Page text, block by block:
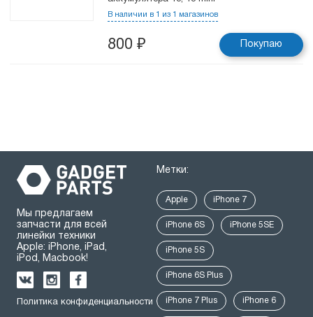
В наличии в 1 из 1 магазинов
800 ₽ Покупаю
Мы предлагаем
запчасти для всей
линейки техники
Apple: iPhone, iPad,
iPod, Macbook!
Политика конфиденциальности
Метки:
Apple iPhone 7
iPhone 6S iPhone 5SE
iPhone 5S
iPhone 6S Plus
iPhone 7 Plus iPhone 6